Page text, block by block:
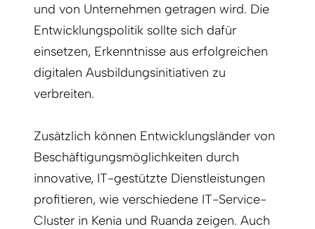
und von Unternehmen getragen wird. Die
Entwicklungspolitik sollte sich dafür
einsetzen, Erkenntnisse aus erfolgreichen
digitalen Ausbildungsinitiativen zu
verbreiten.
Zusätzlich können Entwicklungsländer von
Beschäftigungsmöglichkeiten durch
innovative, IT-gestützte Dienstleistungen
profitieren, wie verschiedene IT-Service-
Cluster in Kenia und Ruanda zeigen. Auch